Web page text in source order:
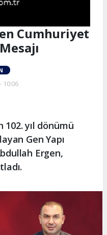
Cumhuriyet
10:06
yıl dönümü
Gen Yapı
Ergen,